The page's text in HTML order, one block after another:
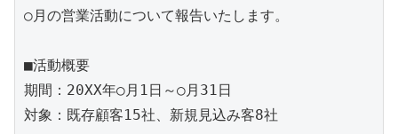
○月の営業活動について報告いたします。
■活動概要
期間：20XX年○月1日～○月31日
対象：既存顧客15社、新規見込み客8社